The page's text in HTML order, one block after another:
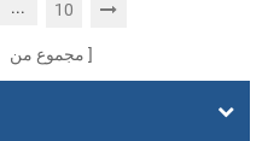
... 10
مجموع من